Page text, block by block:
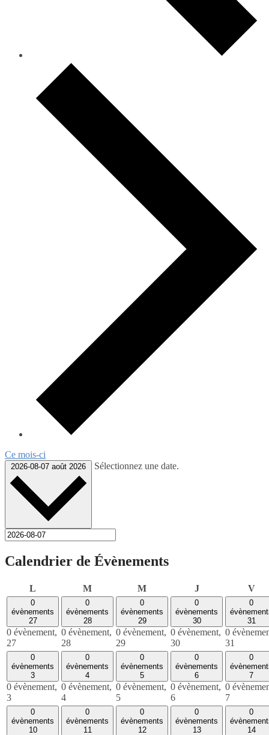
Ce mois-ci
2026-08-07 août 2026 Sélectionnez une date.
Calendrier de Évènements
L Mmardi Mmercredi Jjeudi V
0
évènements
27
0 évènement,
27
0
évènements
28
0 évènement,
28
0
évènements
29
0 évènement,
29
0
évènements
30
0 évènement,
30
0
31
0
31
0
évènements
3
0 évènement,
3
0
évènements
4
0 évènement,
4
0
évènements
5
0 évènement,
5
0
évènements
6
0 évènement,
6
0
7
0
7
0
évènements
10
0
évènements
11
0
évènements
12
0
évènements
13
0
14